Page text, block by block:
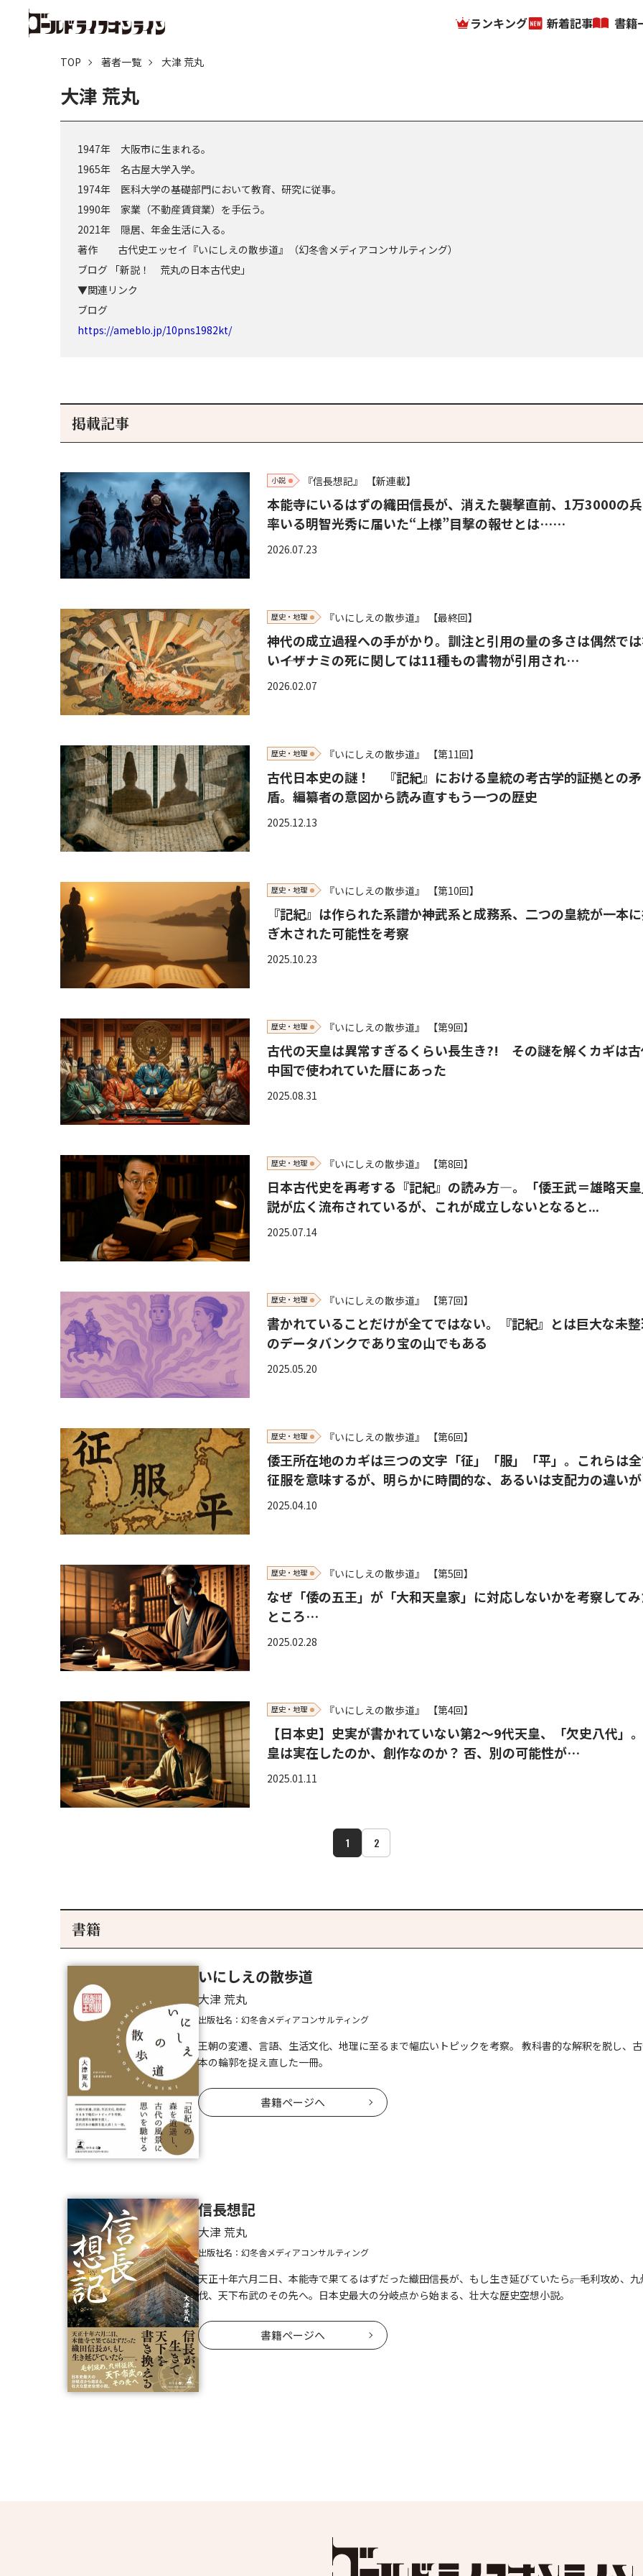
ランキング 新着記事 書籍
TOP 著者一覧 大津 荒丸
大津 荒丸
1947年 大阪市に生まれる。
1965年 名古屋大学入学。
1974年 医科大学の基礎部門において教育、研究に従事。
1990年 家業（不動産賃貸業）を手伝う。
2021年 隠居、年金生活に入る。
著作 古代史エッセイ『いにしえの散歩道』（幻冬舎メディアコンサルティング）
ブログ 「新説！ 荒丸の日本古代史」
▼関連リンク
ブログ
https://ameblo.jp/10pns1982kt/
掲載記事
小説 『信長想記』 【新連載】
本能寺にいるはずの織田信長が、消えた――襲撃直前、1万3000の
率いる明智光秀に届いた“上様”目撃の報せとは……
2026.07.23
歴史・地理 『いにしえの散歩道』 【最終回】
神代の成立過程への手がかり。訓注と引用の量の多さは偶然で
い――イザナミの死に関しては11種もの書物が引用され…
2026.02.07
歴史・地理 『いにしえの散歩道』 【第11回】
古代日本史の謎！ 『記紀』における皇統の考古学的証拠との矛
盾。編纂者の意図から読み直すもう一つの歴史
2025.12.13
歴史・地理 『いにしえの散歩道』 【第10回】
『記紀』は作られた系譜か――神武系と成務系、二つの皇統が一本
ぎ木された可能性を考察
2025.10.23
歴史・地理 『いにしえの散歩道』 【第9回】
古代の天皇は異常すぎるくらい長生き?! その謎を解くカギは
中国で使われていた暦にあった
2025.08.31
歴史・地理 『いにしえの散歩道』 【第8回】
日本古代史を再考する『記紀』の読み方―。「倭王武＝雄略天
説が広く流布されているが、これが成立しないとなると...
2025.07.14
歴史・地理 『いにしえの散歩道』 【第7回】
書かれていることだけが全てではない。『記紀』とは巨大な未
のデータバンクであり宝の山でもある
2025.05.20
歴史・地理 『いにしえの散歩道』 【第6回】
倭王所在地のカギは三つの文字「征」「服」「平」。これらは
征服を意味するが、明らかに時間的な、あるいは支配力の違い
2025.04.10
歴史・地理 『いにしえの散歩道』 【第5回】
なぜ「倭の五王」が「大和天皇家」に対応しないかを考察して
ところ…
2025.02.28
歴史・地理 『いにしえの散歩道』 【第4回】
【日本史】史実が書かれていない第2～9代天皇、「欠史八代」
皇は実在したのか、創作なのか？ 否、別の可能性が…
2025.01.11
1 2
書籍
いにしえの散歩道
大津 荒丸
出版社名：幻冬舎メディアコンサルティング
王朝の変遷、言語、生活文化、地理に至るまで幅広いトピックを考察。 教科書的な解釈を脱し、
本の輪郭を捉え直した一冊。
書籍ページへ
信長想記
大津 荒丸
出版社名：幻冬舎メディアコンサルティング
天正十年六月二日、本能寺で果てるはずだった織田信長が、もし生き延びていたら――。毛利攻め、
伐、天下布武のその先へ。日本史最大の分岐点から始まる、壮大な歴史空想小説。
書籍ページへ